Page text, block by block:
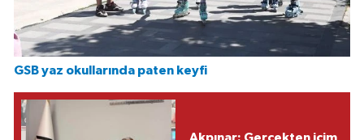
GSB yaz okullarında paten keyfi
Akpınar: Gerçekten içim